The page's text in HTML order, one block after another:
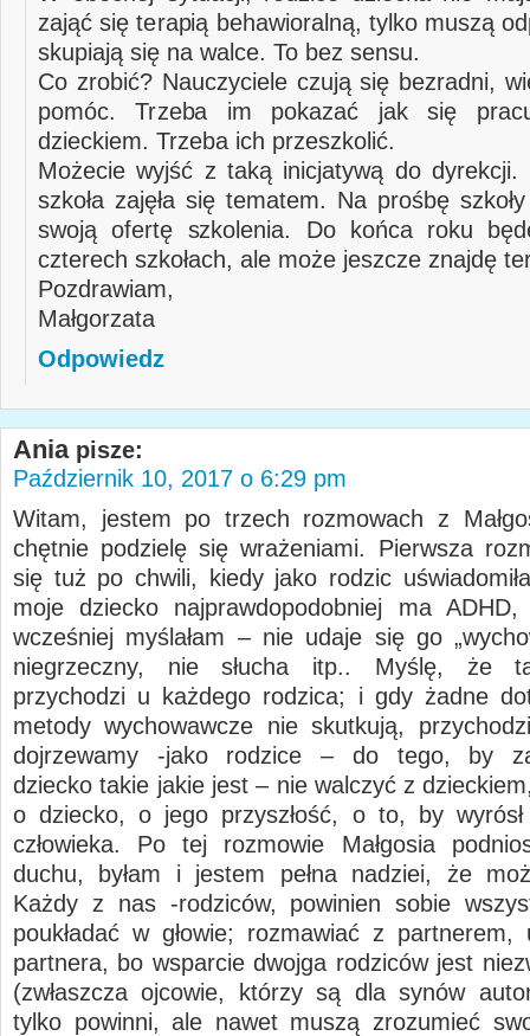
zająć się terapią behawioralną, tylko muszą
skupiają się na walce. To bez sensu.
Co zrobić? Nauczyciele czują się bezradni,
pomóc. Trzeba im pokazać jak się
dzieckiem. Trzeba ich przeszkolić.
Możecie wyjść z taką inicjatywą do dyrekcji.
szkoła zajęła się tematem. Na prośbę
swoją ofertę szkolenia. Do końca roku
czterech szkołach, ale może jeszcze znajdę
Pozdrawiam,
Małgorzata
Odpowiedz
Ania pisze:
Październik 10, 2017 o 6:29 pm
Witam, jestem po trzech rozmowach z
chętnie podzielę się wrażeniami. Pierwsza
się tuż po chwili, kiedy jako rodzic
moje dziecko najprawdopodobniej ma
wcześniej myślałam – nie udaje się go
niegrzeczny, nie słucha itp.. Myślę, że
przychodzi u każdego rodzica; i gdy żadne
metody wychowawcze nie skutkują,
dojrzewamy -jako rodzice – do tego, by
dziecko takie jakie jest – nie walczyć z
o dziecko, o jego przyszłość, o to, by
człowieka. Po tej rozmowie Małgosia
duchu, byłam i jestem pełna nadziei, że
Każdy z nas -rodziców, powinien sobie
poukładać w głowie; rozmawiać z partnerem,
partnera, bo wsparcie dwojga rodziców jest
(zwłaszcza ojcowie, którzy są dla synów
tylko powinni, ale nawet muszą zrozumieć